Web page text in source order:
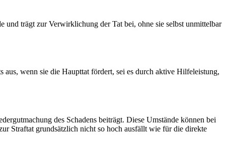
und trägt zur Verwirklichung der Tat bei, ohne sie selbst unmittelbar
wenn sie die Haupttat fördert, sei es durch aktive Hilfeleistung,
des Schadens beiträgt. Diese Umstände können bei
Straftat grundsätzlich nicht so hoch ausfällt wie für die direkte